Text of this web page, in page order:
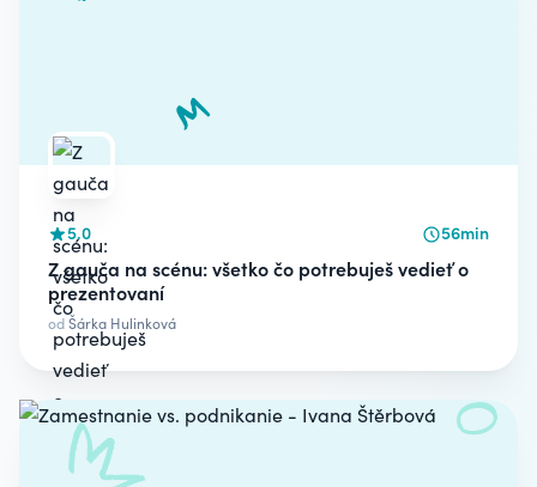
5.0 56min
Z gauča na scénu: všetko čo potrebuješ vedieť o
prezentovaní
odŠárka Hulinková